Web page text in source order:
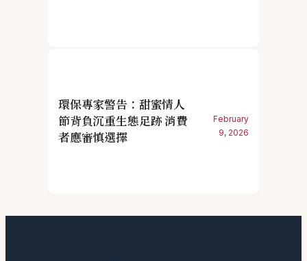
環保專家警告：甜蜜情人
節背負沉重生態足跡 消費
者應審慎選擇
February
9, 2026